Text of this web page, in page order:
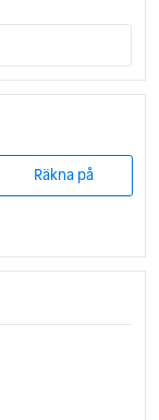
Räkna på